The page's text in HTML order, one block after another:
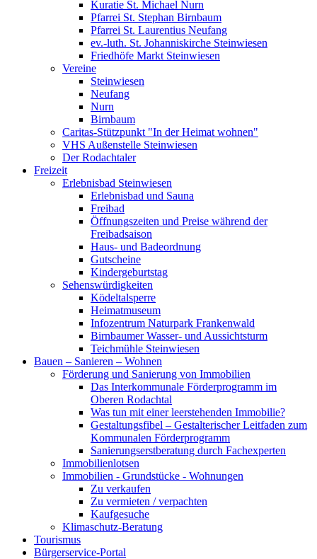
Kuratie St. Michael Nurn
Pfarrei St. Stephan Birnbaum
Pfarrei St. Laurentius Neufang
ev.-luth. St. Johanniskirche Steinwiesen
Friedhöfe Markt Steinwiesen
Vereine
Steinwiesen
Neufang
Nurn
Birnbaum
Caritas-Stützpunkt "In der Heimat wohnen"
VHS Außenstelle Steinwiesen
Der Rodachtaler
Freizeit
Erlebnisbad Steinwiesen
Erlebnisbad und Sauna
Freibad
Öffnungszeiten und Preise während der
Freibadsaison
Haus- und Badeordnung
Gutscheine
Kindergeburtstag
Sehenswürdigkeiten
Ködeltalsperre
Heimatmuseum
Infozentrum Naturpark Frankenwald
Birnbaumer Wasser- und Aussichtsturm
Teichmühle Steinwiesen
Bauen – Sanieren – Wohnen
Förderung und Sanierung von Immobilien
Das Interkommunale Förderprogramm im
Oberen Rodachtal
Was tun mit einer leerstehenden Immobilie?
Gestaltungsfibel – Gestalterischer Leitfaden zum
Kommunalen Förderprogramm
Sanierungserstberatung durch Fachexperten
Immobilienlotsen
Immobilien - Grundstücke - Wohnungen
Zu verkaufen
Zu vermieten / verpachten
Kaufgesuche
Klimaschutz-Beratung
Tourismus
Bürgerservice-Portal